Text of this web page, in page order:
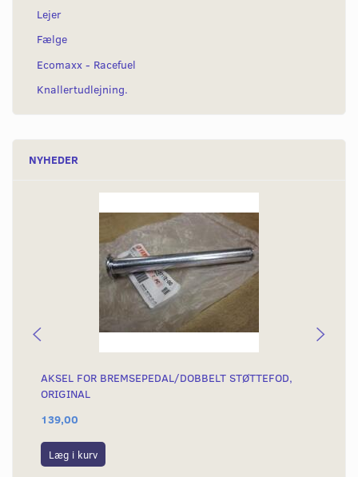
Lejer
Fælge
Ecomaxx - Racefuel
Knallertudlejning.
NYHEDER
AKSEL FOR BREMSEPEDAL/DOBBELT STØTTEFOD,
ORIGINAL
139,00
Læg i kurv